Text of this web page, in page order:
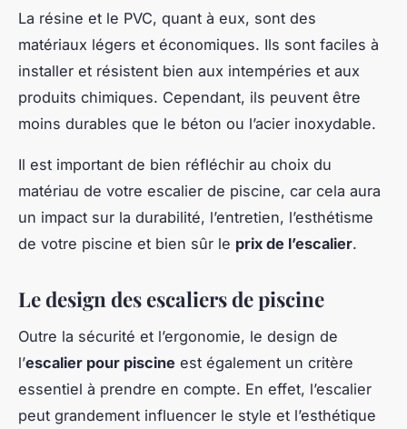
La résine et le PVC, quant à eux, sont des
matériaux légers et économiques. Ils sont faciles à
installer et résistent bien aux intempéries et aux
produits chimiques. Cependant, ils peuvent être
moins durables que le béton ou l’acier inoxydable.
Il est important de bien réfléchir au choix du
matériau de votre escalier de piscine, car cela aura
un impact sur la durabilité, l’entretien, l’esthétisme
de votre piscine et bien sûr le prix de l’escalier.
Le design des escaliers de piscine
Outre la sécurité et l’ergonomie, le design de
l’escalier pour piscine est également un critère
essentiel à prendre en compte. En effet, l’escalier
peut grandement influencer le style et l’esthétique